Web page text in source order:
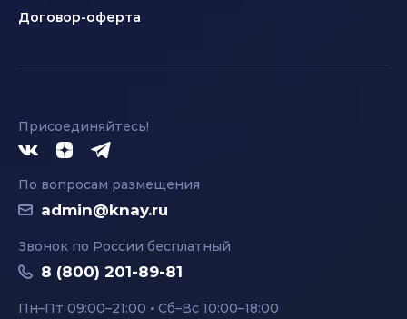
Договор-оферта
Присоединяйтесь!
По вопросам размещения
admin@knay.ru
Звонок по России бесплатный
8 (800) 201-89-81
Пн–Пт 09:00–21:00 • Сб–Вс 10:00–18:00